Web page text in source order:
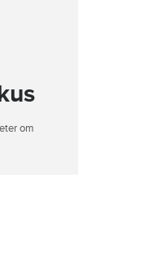
om